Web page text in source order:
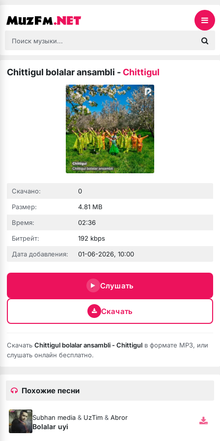
Chittigul bolalar ansambli -Chittigul
Скачано:
0
Размер:
4.81 MB
Время:
02:36
Битрейт:
192 kbps
Дата добавления:
01-06-2026, 10:00
Слушать
Скачать
Скачать Chittigul bolalar ansambli - Chittigul в формате MP3, или
слушать онлайн бесплатно.
Похожие песни
Subhan media & UzTim & Abror
Bolalar uyi